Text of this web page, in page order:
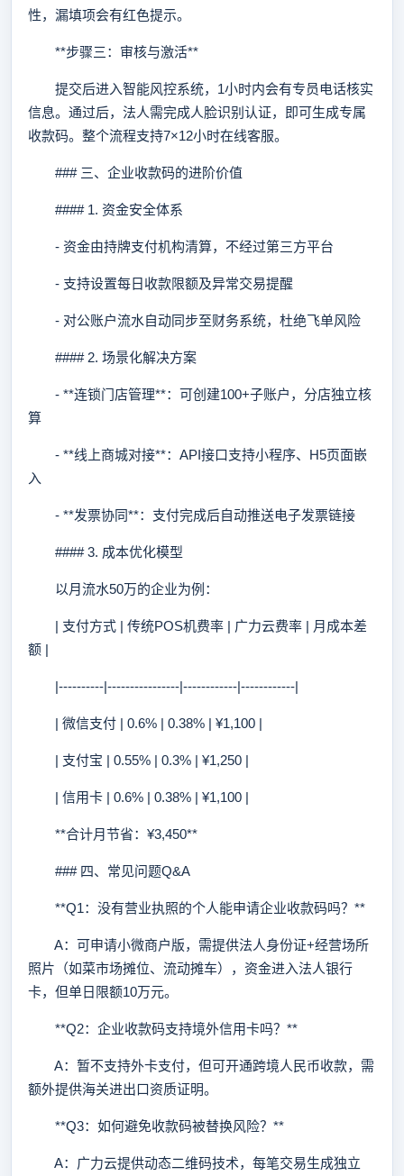
性，漏填项会有红色提示。
**步骤三：审核与激活**
提交后进入智能风控系统，1小时内会有专员电话核实
信息。通过后，法人需完成人脸识别认证，即可生成专属
收款码。整个流程支持7×12小时在线客服。
### 三、企业收款码的进阶价值
#### 1. 资金安全体系
- 资金由持牌支付机构清算，不经过第三方平台
- 支持设置每日收款限额及异常交易提醒
- 对公账户流水自动同步至财务系统，杜绝飞单风险
#### 2. 场景化解决方案
- **连锁门店管理**：可创建100+子账户，分店独立核
算
- **线上商城对接**：API接口支持小程序、H5页面嵌
入
- **发票协同**：支付完成后自动推送电子发票链接
#### 3. 成本优化模型
以月流水50万的企业为例：
| 支付方式 | 传统POS机费率 | 广力云费率 | 月成本差
额 |
|----------|----------------|------------|------------|
| 微信支付 | 0.6% | 0.38% | ¥1,100 |
| 支付宝 | 0.55% | 0.3% | ¥1,250 |
| 信用卡 | 0.6% | 0.38% | ¥1,100 |
**合计月节省：¥3,450**
### 四、常见问题Q&A
**Q1：没有营业执照的个人能申请企业收款码吗？**
A：可申请小微商户版，需提供法人身份证+经营场所
照片（如菜市场摊位、流动摊车），资金进入法人银行
卡，但单日限额10万元。
**Q2：企业收款码支持境外信用卡吗？**
A：暂不支持外卡支付，但可开通跨境人民币收款，需
额外提供海关进出口资质证明。
**Q3：如何避免收款码被替换风险？**
A：广力云提供动态二维码技术，每笔交易生成独立